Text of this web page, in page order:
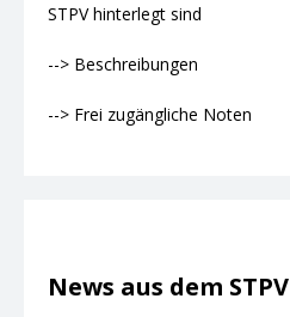
STPV hinterlegt sind
--> Beschreibungen
--> Frei zugängliche Noten
News aus dem STPV